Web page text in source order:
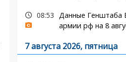
08:53 Данные Генштаба
армии рф на 8
7 августа 2026, пятница